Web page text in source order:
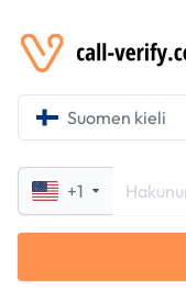
Suomen kieli
+1